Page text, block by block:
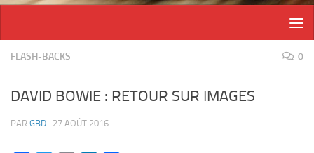
FLASH-BACKS 0
DAVID BOWIE : RETOUR SUR IMAGES
PAR GBD · 27 AOÛT 2016